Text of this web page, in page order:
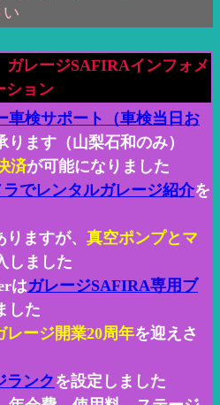
レージSAFIRAインフォメ
ション
車検サポート（車検当日お
ります（山梨石和のみ）
済が可能になりました
でレンタルガレージ紹介を
ますが、 真空ポンプとマ
しました
はガレージSAFIRA専用ブ
した
レージ開業20周年を迎えさ
ランク を設定しました